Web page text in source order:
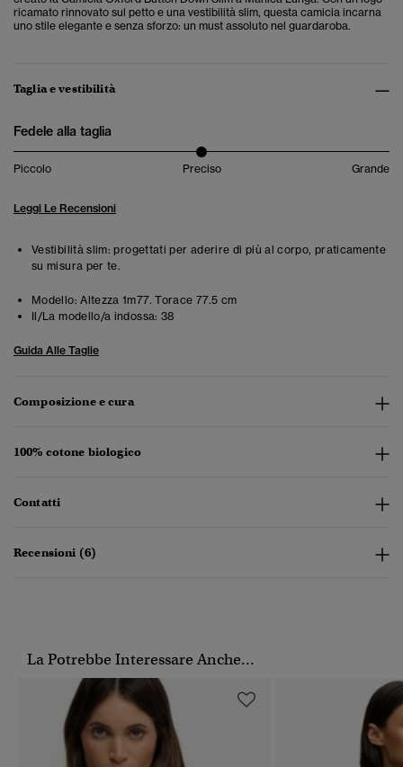
ricamato rinnovato sul petto e una vestibilità slim, questa camicia incarna
uno stile elegante e senza sforzo: un must assoluto nel guardaroba.
Taglia e vestibilità
Fedele alla taglia
Piccolo Preciso Grande
Leggi Le Recensioni
Vestibilità slim: progettati per aderire di più al corpo, praticamente
su misura per te.
Modello: Altezza 1m77. Torace 77.5 cm
Il/La modello/a indossa: 38
Guida Alle Taglie
Composizione e cura
100% cotone biologico
Contatti
Recensioni (6)
La Potrebbe Interessare Anche...